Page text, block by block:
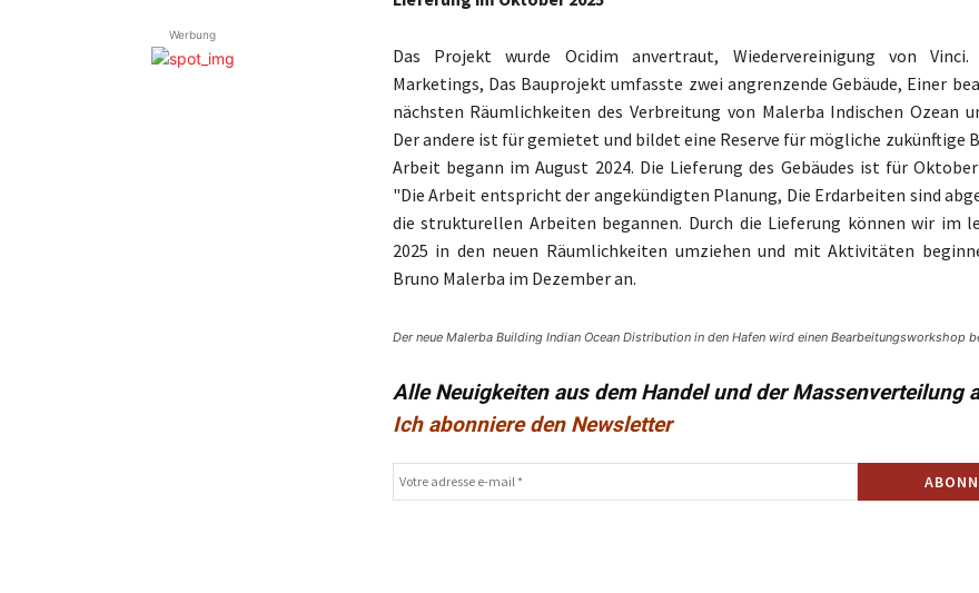
Werbung
Das Projekt wurde Ocidim anvertraut, Wiedervereinigung von Vinci.
Marketings, Das Bauprojekt umfasste zwei angrenzende Gebäude, Einer
nächsten Räumlichkeiten des Verbreitung von Malerba Indischen Ozean
Der andere ist für gemietet und bildet eine Reserve für mögliche zukünftige
Arbeit begann im August 2024. Die Lieferung des Gebäudes ist für
"Die Arbeit entspricht der angekündigten Planung, Die Erdarbeiten sind
die strukturellen Arbeiten begannen. Durch die Lieferung können wir im
2025 in den neuen Räumlichkeiten umziehen und mit Aktivitäten
Bruno Malerba im Dezember an.
Der neue Malerba Building Indian Ocean Distribution in den Hafen wird einen Bearbeitungsworkshop
Alle Neuigkeiten aus dem Handel und der Massenverteilung
Ich abonniere den Newsletter